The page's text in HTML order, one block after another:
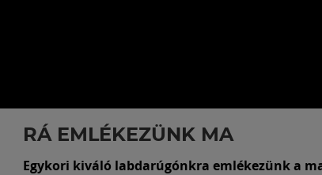
RÁ EMLÉKEZÜNK MA
Egykori kiváló labdarúgónkra emlékezünk a